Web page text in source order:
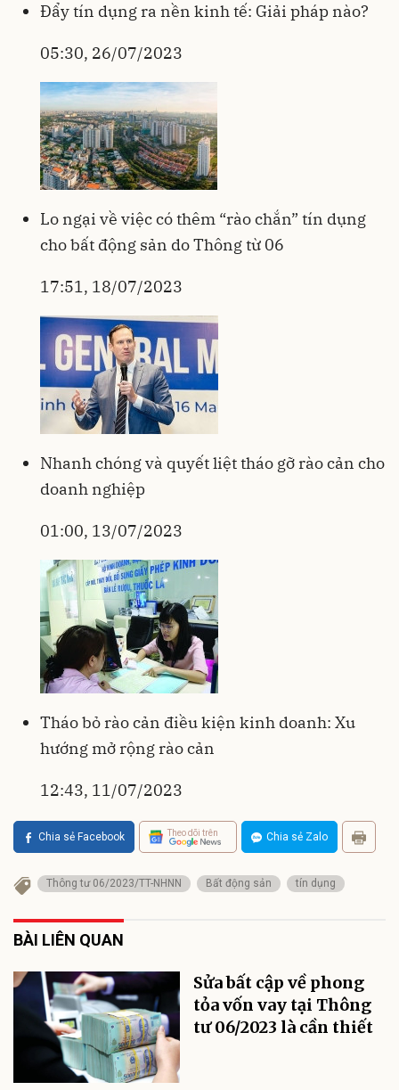
Đẩy tín dụng ra nền kinh tế: Giải pháp nào?
05:30, 26/07/2023
Lo ngại về việc có thêm “rào chắn” tín dụng
cho bất động sản do Thông từ 06
17:51, 18/07/2023
Nhanh chóng và quyết liệt tháo gỡ rào cản cho
doanh nghiệp
01:00, 13/07/2023
Tháo bỏ rào cản điều kiện kinh doanh: Xu
hướng mở rộng rào cản
12:43, 11/07/2023
Chia sẻ Facebook Theo dõi trên Chia sẻ Zalo
Thông tư 06/2023/TT-NHNN Bất động sản tín dụng
BÀI LIÊN QUAN
Sửa bất cập về phong
tỏa vốn vay tại Thông
tư 06/2023 là cần thiết